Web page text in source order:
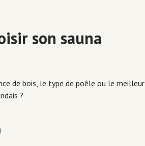
son sauna
de bois, le type de poêle ou le meilleur
?